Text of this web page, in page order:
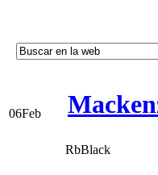
06Feb
RbBlack